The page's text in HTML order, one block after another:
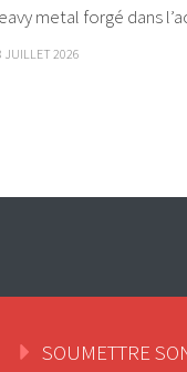
metal forgé dans
JUILLET 2026
SOUMETTRE